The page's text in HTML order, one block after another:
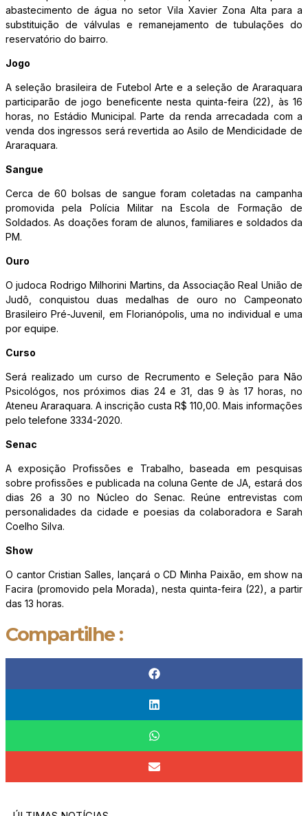
abastecimento de água no setor Vila Xavier Zona Alta para a
substituição de válvulas e remanejamento de tubulações do
reservatório do bairro.
Jogo
A seleção brasileira de Futebol Arte e a seleção de Araraquara
participarão de jogo beneficente nesta quinta-feira (22), às 16
horas, no Estádio Municipal. Parte da renda arrecadada com a
venda dos ingressos será revertida ao Asilo de Mendicidade de
Araraquara.
Sangue
Cerca de 60 bolsas de sangue foram coletadas na campanha
promovida pela Polícia Militar na Escola de Formação de
Soldados. As doações foram de alunos, familiares e soldados da
PM.
Ouro
O judoca Rodrigo Milhorini Martins, da Associação Real União de
Judô, conquistou duas medalhas de ouro no Campeonato
Brasileiro Pré-Juvenil, em Florianópolis, uma no individual e uma
por equipe.
Curso
Será realizado um curso de Recrumento e Seleção para Não
Psicológos, nos próximos dias 24 e 31, das 9 às 17 horas, no
Ateneu Araraquara. A inscrição custa R$ 110,00. Mais informações
pelo telefone 3334-2020.
Senac
A exposição Profissões e Trabalho, baseada em pesquisas
sobre profissões e publicada na coluna Gente de JA, estará dos
dias 26 a 30 no Núcleo do Senac. Reúne entrevistas com
personalidades da cidade e poesias da colaboradora e Sarah
Coelho Silva.
Show
O cantor Cristian Salles, lançará o CD Minha Paixão, em show na
Facira (promovido pela Morada), nesta quinta-feira (22), a partir
das 13 horas.
Compartilhe :